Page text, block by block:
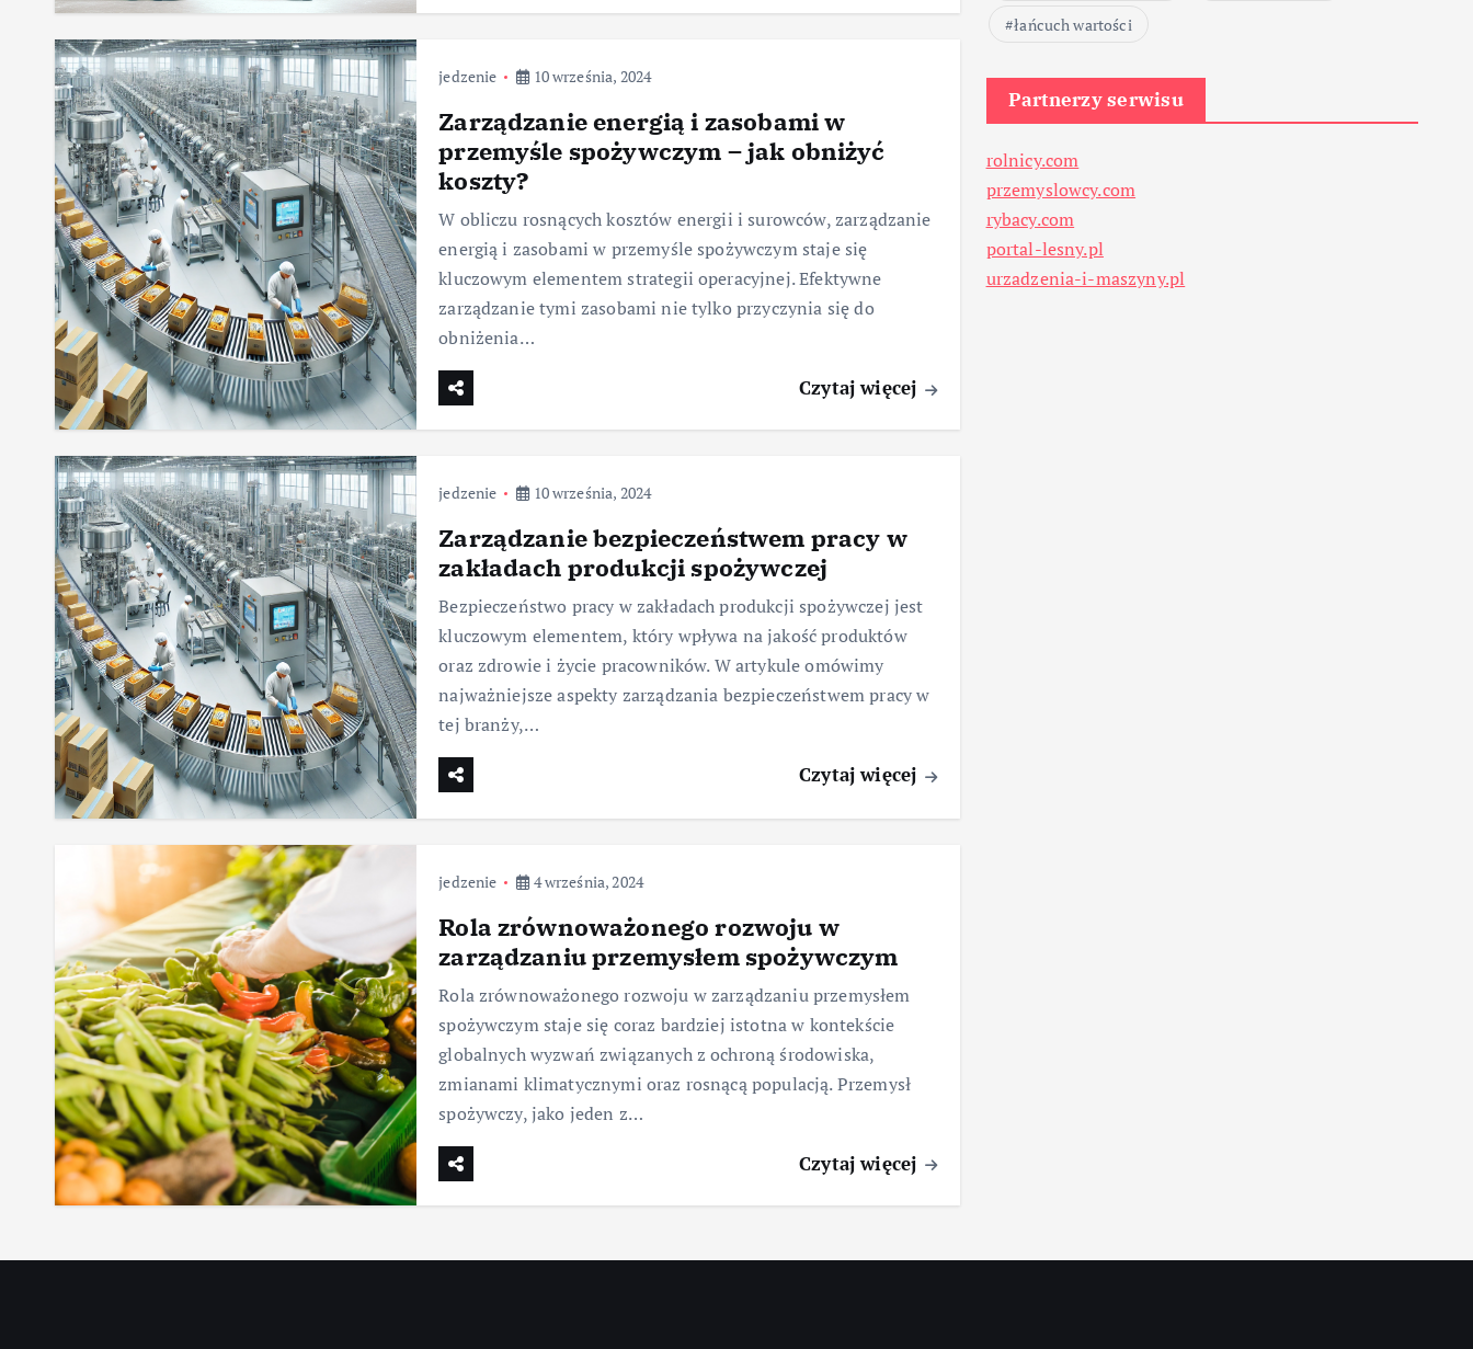
jedzenie 10 września, 2024
Zarządzanie energią i zasobami w
przemyśle spożywczym – jak obniżyć
koszty?
W obliczu rosnących kosztów energii i surowców, zarządzanie
energią i zasobami w przemyśle spożywczym staje się
kluczowym elementem strategii operacyjnej. Efektywne
zarządzanie tymi zasobami nie tylko przyczynia się do
obniżenia…
Czytaj więcej
jedzenie 10 września, 2024
Zarządzanie bezpieczeństwem pracy w
zakładach produkcji spożywczej
Bezpieczeństwo pracy w zakładach produkcji spożywczej jest
kluczowym elementem, który wpływa na jakość produktów
oraz zdrowie i życie pracowników. W artykule omówimy
najważniejsze aspekty zarządzania bezpieczeństwem pracy w
tej branży,…
Czytaj więcej
jedzenie 4 września, 2024
Rola zrównoważonego rozwoju w
zarządzaniu przemysłem spożywczym
Rola zrównoważonego rozwoju w zarządzaniu przemysłem
spożywczym staje się coraz bardziej istotna w kontekście
globalnych wyzwań związanych z ochroną środowiska,
zmianami klimatycznymi oraz rosnącą populacją. Przemysł
spożywczy, jako jeden z…
Czytaj więcej
łańcuch wartości
Partnerzy serwisu
rolnicy.com
przemyslowcy.com
rybacy.com
portal-lesny.pl
urzadzenia-i-maszyny.pl